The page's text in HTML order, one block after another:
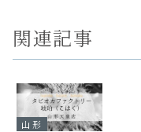
関連記事
山形